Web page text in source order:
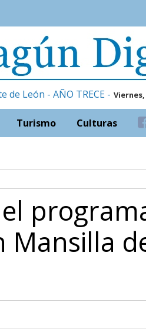
de León - AÑO TRECE -
Turismo Culturas
Mansilla